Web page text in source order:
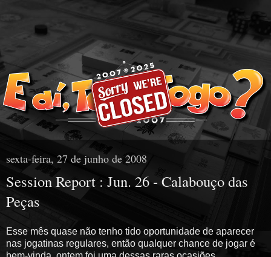
sexta-feira, 27 de junho de 2008
Session Report : Jun. 26 - Calabouço das
Peças
Esse mês quase não tenho tido oportunidade de aparecer
nas jogatinas regulares, então qualquer chance de jogar é